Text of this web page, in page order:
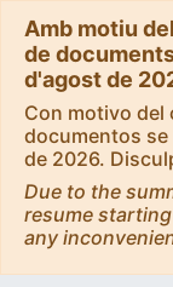
Amb motiu
de
d'agost de
Con motivo del
documentos se
de 2026.
Due to the
resume
any